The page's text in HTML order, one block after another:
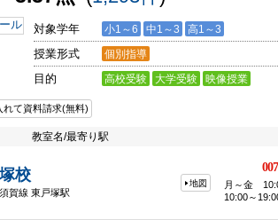
対象学年 小1～6 中1～3 高1～3
授業形式 個別指導
目的 高校受験 大学受験 映像授業
れて資料請求(無料)
教室名/最寄り駅
校
賀線 東戸塚駅
地図
月～金
10:00～